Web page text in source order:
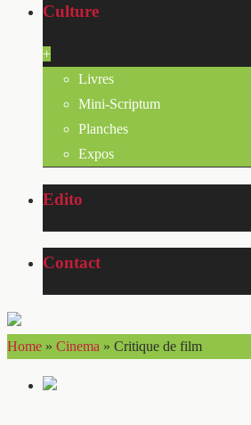
Culture
+
Livres
Mini-Scriptum
Planches
Expos
Edito
Contact
Home » Cinema » Critique de film